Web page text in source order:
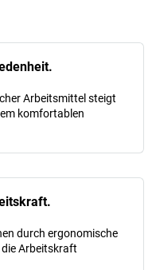
Arbeitsmittel steigt
komfortablen
durch ergonomische
Arbeitskraft